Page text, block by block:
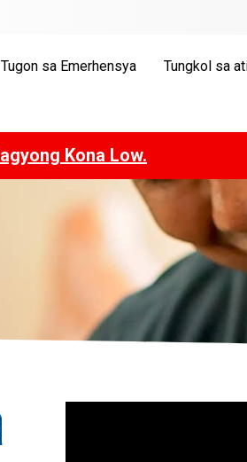
Tugon sa Emerhensya Tungkol sa
Kona Low.